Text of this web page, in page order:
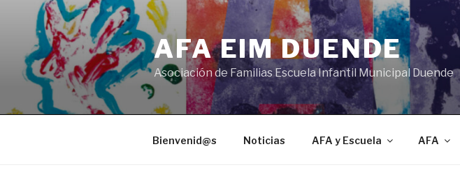
contenido
AFA EIM DUENDE
Asociación de Familias Escuela Infantil Municipal Duende
Bienvenid@s Noticias AFA y Escuela AFA